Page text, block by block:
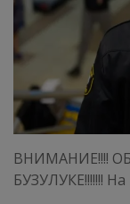
ВНИМАНИЕ!!!!
БУЗУЛУКЕ!!!!!!!